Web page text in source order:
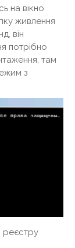
на вікно
живлення
він
потрібно
там
з
реєстру